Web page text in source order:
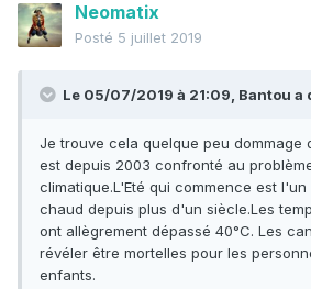
Neomatix
Posté 5 juillet 2019
Le 05/07/2019 à 21:09, Bantou a
Je trouve cela quelque peu dommage
est depuis 2003 confronté au
climatique.L'Eté qui commence est
chaud depuis plus d'un siècle.Les
ont allègrement dépassé 40°C. Les
révéler être mortelles pour les
enfants.